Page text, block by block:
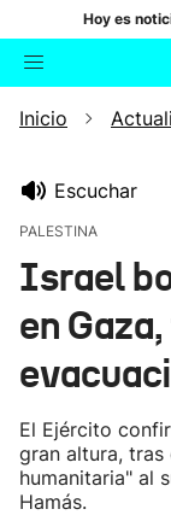
Hoy es
Buscador
Inicio
Escuchar
PALESTINA
Israel
en
El Ejército
gran altura, tras
humanitaria" al
Hamás.